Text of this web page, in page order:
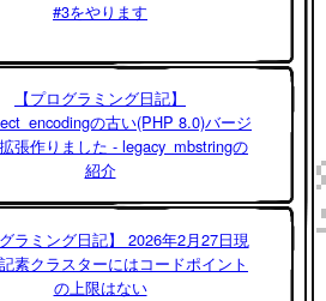
#3をやります
【プログラミング日記】
の古い(PHP 8.0)バージ
張作りました - legacy_mbstringの
紹介
ラミング日記】 2026年2月27日現
素クラスターにはコードポイント
の上限はない